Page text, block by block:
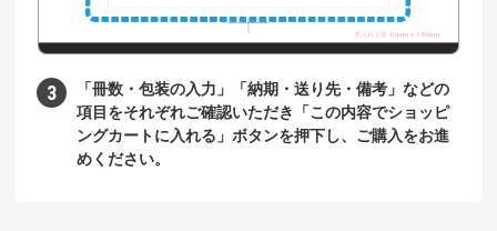
「冊数・包装の入力」「納期・送り先・備考」などの
項目をそれぞれご確認いただき「この内容でショッピ
ングカートに入れる」ボタンを押下し、ご購入をお進
めください。